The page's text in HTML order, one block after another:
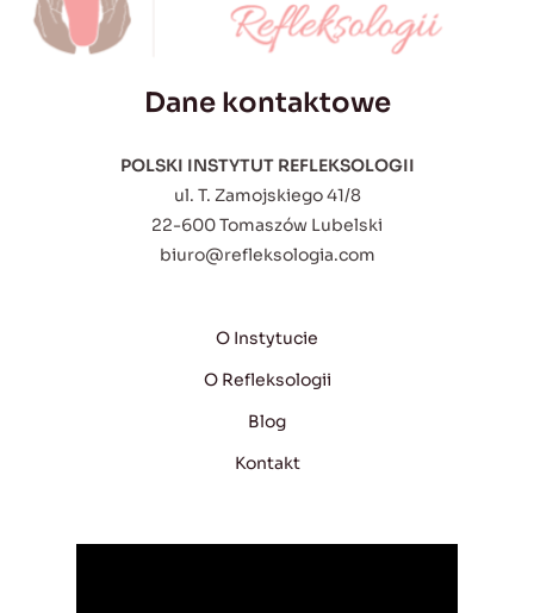
Dane kontaktowe
POLSKI INSTYTUT REFLEKSOLOGII
ul. T. Zamojskiego 41/8
22-600 Tomaszów Lubelski
biuro@refleksologia.com
O Instytucie
O Refleksologii
Blog
Kontakt